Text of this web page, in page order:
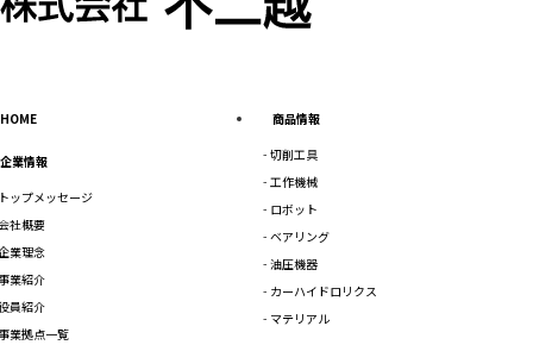
HOME
企業情報
ップメッセージ
社概要
業理念
業紹介
員紹介
業拠点一覧
商品情報
切削工具
工作機械
ロボット
ベアリング
油圧機器
カーハイドロリクス
マテリアル